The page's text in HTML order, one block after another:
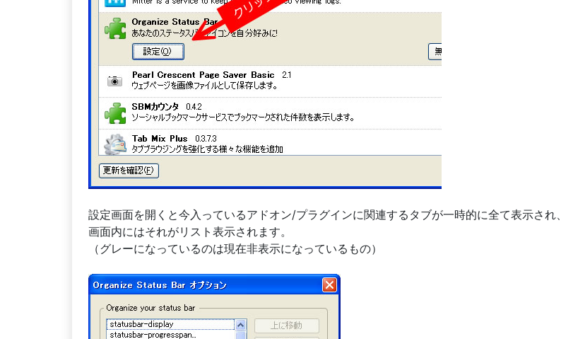
設定画面を開くと今入っているアドオン/プラグインに関連するタブが一時的に全て表示され、
画面内にはそれがリスト表示されます。
（グレーになっているのは現在非表示になっているもの）